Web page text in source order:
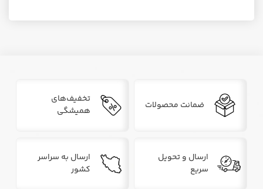
ضمانت محصولات
تخفیف‌های
همیشگی
ارسال و تحویل
سریع
ارسال به سراسر
کشور